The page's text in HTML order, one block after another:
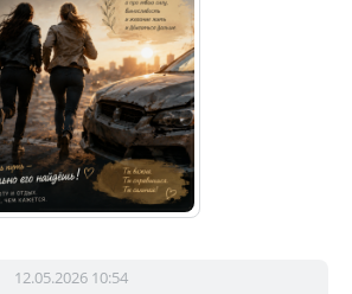
12.05.2026 10:54